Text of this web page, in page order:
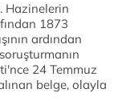
Hazinelerin
1873
ardından
24 Temmuz
belge, olayla